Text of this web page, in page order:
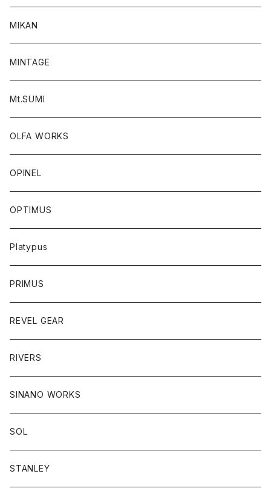
MIKAN
MINTAGE
Mt.SUMI
OLFA WORKS
OPINEL
OPTIMUS
Platypus
PRIMUS
REVEL GEAR
RIVERS
SINANO WORKS
SOL
STANLEY